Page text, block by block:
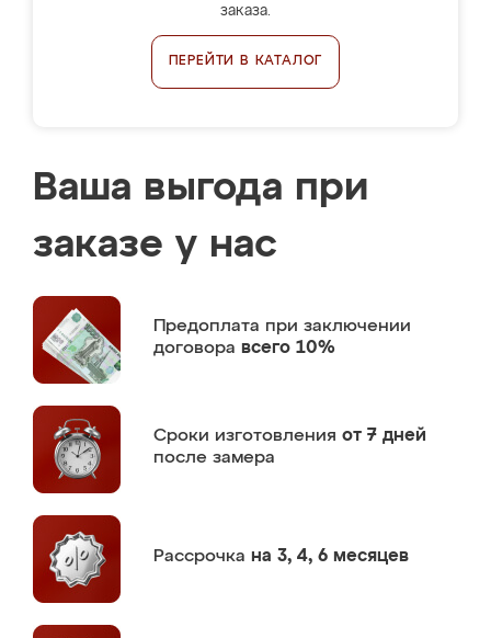
заказа.
ПЕРЕЙТИ В КАТАЛОГ
Ваша выгода при
заказе у нас
Предоплата при заключении
договора всего 10%
Сроки изготовления от 7 дней
после замера
Рассрочка на 3, 4, 6 месяцев